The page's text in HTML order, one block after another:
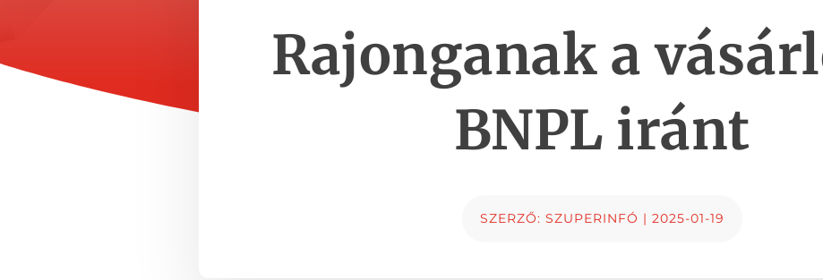
Rajonganak a
BNPL iránt
SZERZŐ: SZUPERINFÓ | 2025-01-19